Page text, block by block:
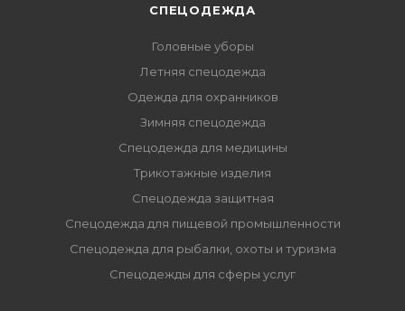
СПЕЦОДЕЖДА
Головные уборы
Летняя спецодежда
Одежда для охранников
Зимняя спецодежда
Спецодежда для медицины
Трикотажные изделия
Спецодежда защитная
Спецодежда для пищевой промышленности
Спецодежда для рыбалки, охоты и туризма
Спецодежды для сферы услуг